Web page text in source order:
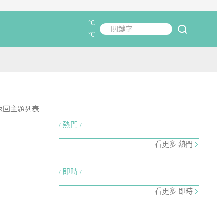
關鍵字
°C
°C
回主題列表
熱門
看更多 熱門
即時
看更多 即時